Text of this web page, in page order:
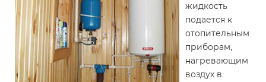
жидкость
подается к
отопительным
приборам,
нагревающим
воздух в